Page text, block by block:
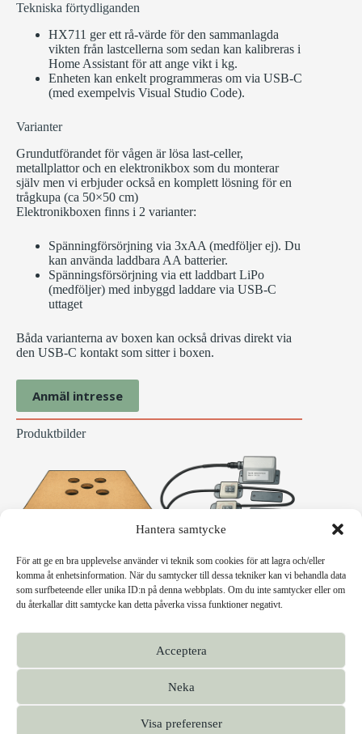
Hantera samtycke
För att ge en bra upplevelse använder vi teknik som cookies för att lagra och/eller
komma åt enhetsinformation. När du samtycker till dessa tekniker kan vi behandla data
som surfbeteende eller unika ID:n på denna webbplats. Om du inte samtycker eller om
du återkallar ditt samtycke kan detta påverka vissa funktioner negativt.
Acceptera
Neka
Visa preferenser
Tekniska förtydliganden
HX711 ger ett rå-värde för den sammanlagda
vikten från lastcellerna som sedan kan kalibreras i
Home Assistant för att ange vikt i kg.
Enheten kan enkelt programmeras om via USB-C
(med exempelvis Visual Studio Code).
Varianter
Grundutförandet för vågen är lösa last-celler,
metallplattor och en elektronikbox som du monterar
själv men vi erbjuder också en komplett lösning för en
trågkupa (ca 50×50 cm)
Elektronikboxen finns i 2 varianter:
Spänningförsörjning via 3xAA (medföljer ej). Du
kan använda laddbara AA batterier.
Spänningsförsörjning via ett laddbart LiPo
(medföljer) med inbyggd laddare via USB-C
uttaget
Båda varianterna av boxen kan också drivas direkt via
den USB-C kontakt som sitter i boxen.
Anmäl intresse
Produktbilder
Exempelbild på komplett
våg för en trågkupa.
Exempelbild på lastceller,
metallplattor och
elektronikbox.
Copyright © 2026 - Sensorwebben